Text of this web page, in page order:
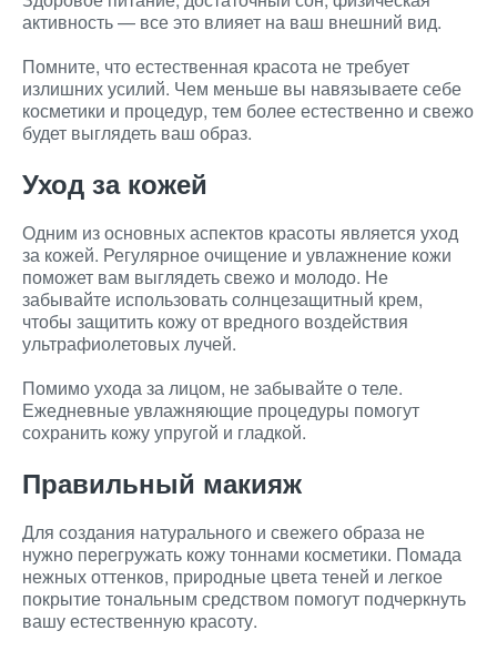
активность — все это влияет на ваш внешний вид.
Помните, что естественная красота не требует
излишних усилий. Чем меньше вы навязываете себе
косметики и процедур, тем более естественно и свежо
будет выглядеть ваш образ.
Уход за кожей
Одним из основных аспектов красоты является уход
за кожей. Регулярное очищение и увлажнение кожи
поможет вам выглядеть свежо и молодо. Не
забывайте использовать солнцезащитный крем,
чтобы защитить кожу от вредного воздействия
ультрафиолетовых лучей.
Помимо ухода за лицом, не забывайте о теле.
Ежедневные увлажняющие процедуры помогут
сохранить кожу упругой и гладкой.
Правильный макияж
Для создания натурального и свежего образа не
нужно перегружать кожу тоннами косметики. Помада
нежных оттенков, природные цвета теней и легкое
покрытие тональным средством помогут подчеркнуть
вашу естественную красоту.